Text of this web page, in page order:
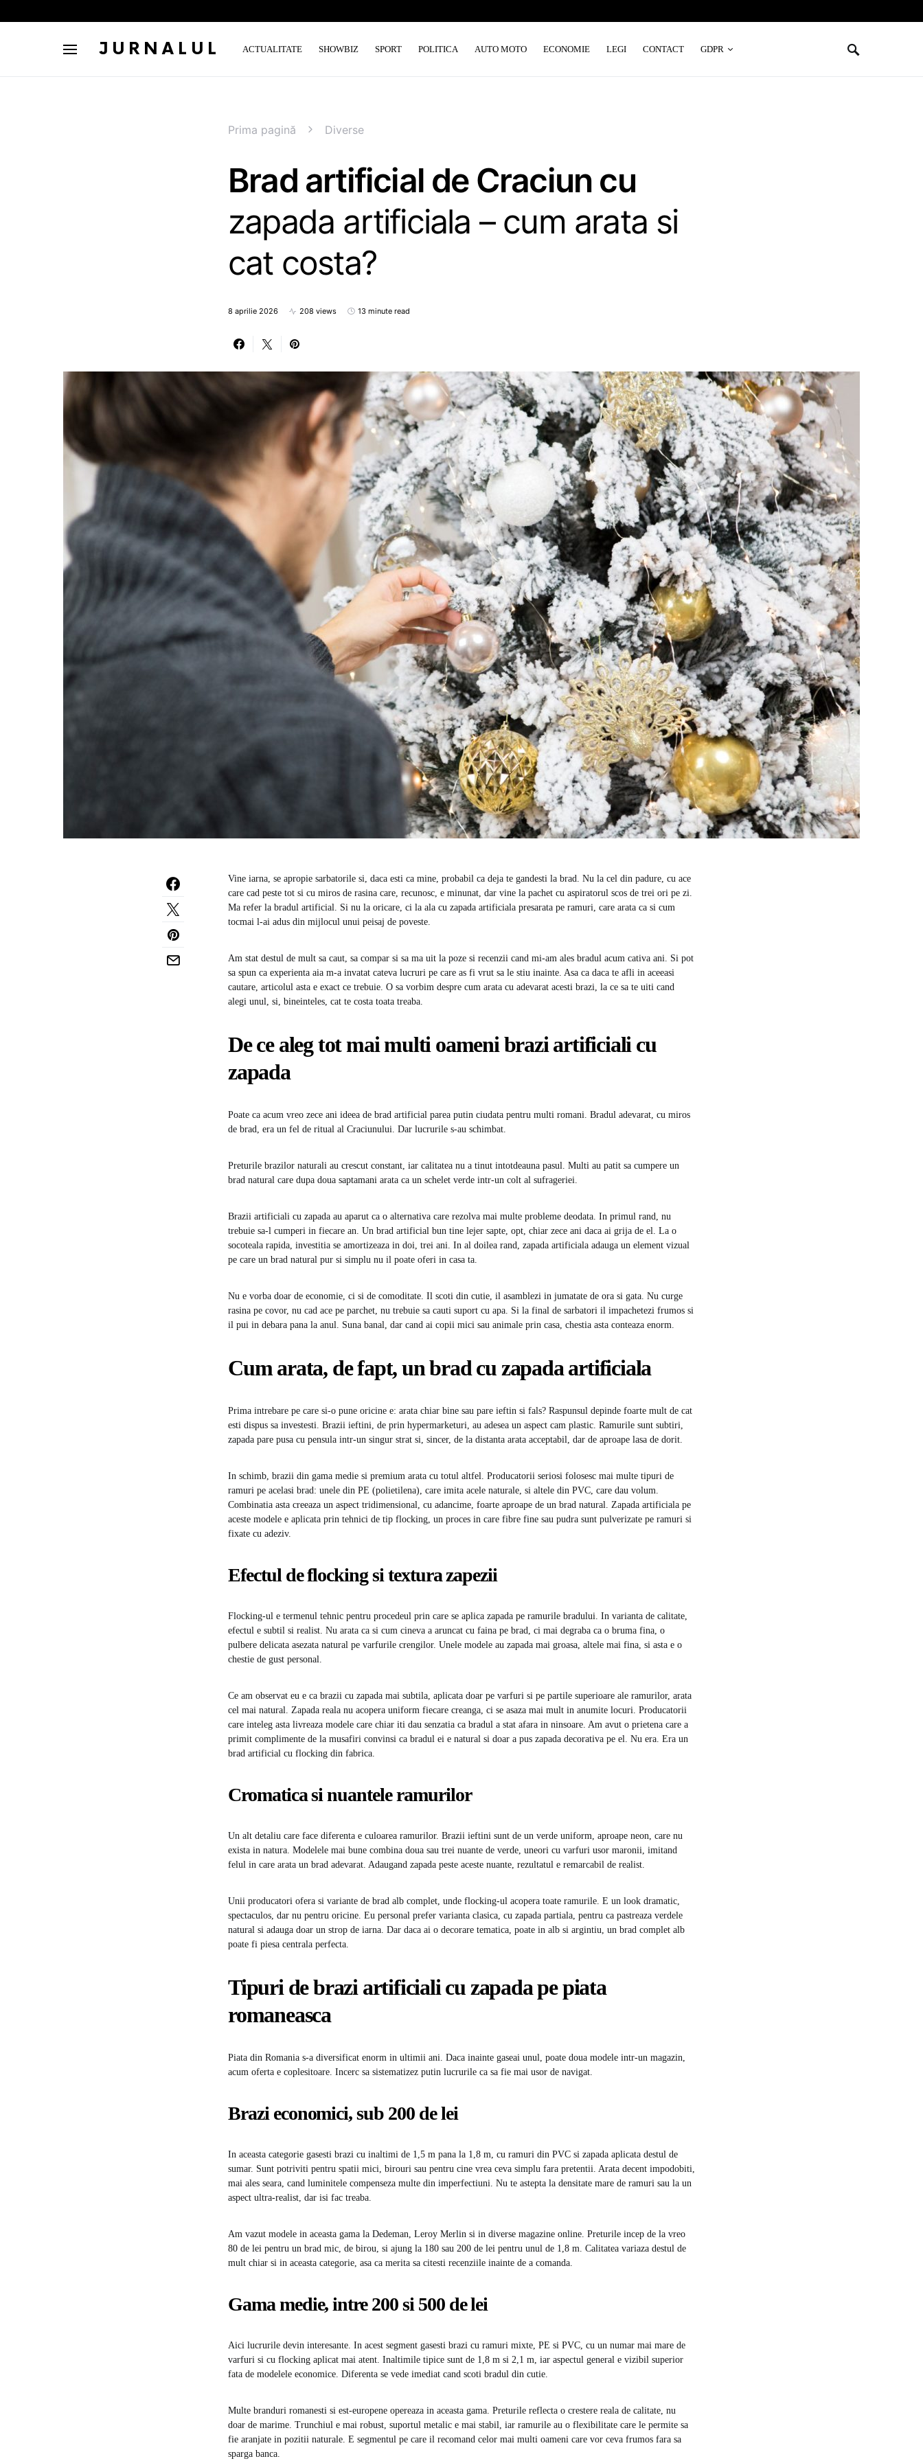
JURNALUL ACTUALITATE SHOWBIZ SPORT POLITICA AUTO MOTO ECONOMIE LEGI CONTACT GDPR
Prima pagină Diverse
Brad artificial de Craciun cu
zapada artificiala – cum arata si
cat costa?
8 aprilie 2026 208 views 13 minute read
Vine iarna, se apropie sarbatorile si, daca esti ca mine, probabil ca deja te gandesti la brad. Nu la cel din padure, cu ace
care cad peste tot si cu miros de rasina care, recunosc, e minunat, dar vine la pachet cu aspiratorul scos de trei ori pe zi.
Ma refer la bradul artificial. Si nu la oricare, ci la ala cu zapada artificiala presarata pe ramuri, care arata ca si cum
tocmai l-ai adus din mijlocul unui peisaj de poveste.
Am stat destul de mult sa caut, sa compar si sa ma uit la poze si recenzii cand mi-am ales bradul acum cativa ani. Si pot
sa spun ca experienta aia m-a invatat cateva lucruri pe care as fi vrut sa le stiu inainte. Asa ca daca te afli in aceeasi
cautare, articolul asta e exact ce trebuie. O sa vorbim despre cum arata cu adevarat acesti brazi, la ce sa te uiti cand
alegi unul, si, bineinteles, cat te costa toata treaba.
De ce aleg tot mai multi oameni brazi artificiali cu
zapada
Poate ca acum vreo zece ani ideea de brad artificial parea putin ciudata pentru multi romani. Bradul adevarat, cu miros
de brad, era un fel de ritual al Craciunului. Dar lucrurile s-au schimbat.
Preturile brazilor naturali au crescut constant, iar calitatea nu a tinut intotdeauna pasul. Multi au patit sa cumpere un
brad natural care dupa doua saptamani arata ca un schelet verde intr-un colt al sufrageriei.
Brazii artificiali cu zapada au aparut ca o alternativa care rezolva mai multe probleme deodata. In primul rand, nu
trebuie sa-l cumperi in fiecare an. Un brad artificial bun tine lejer sapte, opt, chiar zece ani daca ai grija de el. La o
socoteala rapida, investitia se amortizeaza in doi, trei ani. In al doilea rand, zapada artificiala adauga un element vizual
pe care un brad natural pur si simplu nu il poate oferi in casa ta.
Nu e vorba doar de economie, ci si de comoditate. Il scoti din cutie, il asamblezi in jumatate de ora si gata. Nu curge
rasina pe covor, nu cad ace pe parchet, nu trebuie sa cauti suport cu apa. Si la final de sarbatori il impachetezi frumos si
il pui in debara pana la anul. Suna banal, dar cand ai copii mici sau animale prin casa, chestia asta conteaza enorm.
Cum arata, de fapt, un brad cu zapada artificiala
Prima intrebare pe care si-o pune oricine e: arata chiar bine sau pare ieftin si fals? Raspunsul depinde foarte mult de cat
esti dispus sa investesti. Brazii ieftini, de prin hypermarketuri, au adesea un aspect cam plastic. Ramurile sunt subtiri,
zapada pare pusa cu pensula intr-un singur strat si, sincer, de la distanta arata acceptabil, dar de aproape lasa de dorit.
In schimb, brazii din gama medie si premium arata cu totul altfel. Producatorii seriosi folosesc mai multe tipuri de
ramuri pe acelasi brad: unele din PE (polietilena), care imita acele naturale, si altele din PVC, care dau volum.
Combinatia asta creeaza un aspect tridimensional, cu adancime, foarte aproape de un brad natural. Zapada artificiala pe
aceste modele e aplicata prin tehnici de tip flocking, un proces in care fibre fine sau pudra sunt pulverizate pe ramuri si
fixate cu adeziv.
Efectul de flocking si textura zapezii
Flocking-ul e termenul tehnic pentru procedeul prin care se aplica zapada pe ramurile bradului. In varianta de calitate,
efectul e subtil si realist. Nu arata ca si cum cineva a aruncat cu faina pe brad, ci mai degraba ca o bruma fina, o
pulbere delicata asezata natural pe varfurile crengilor. Unele modele au zapada mai groasa, altele mai fina, si asta e o
chestie de gust personal.
Ce am observat eu e ca brazii cu zapada mai subtila, aplicata doar pe varfuri si pe partile superioare ale ramurilor, arata
cel mai natural. Zapada reala nu acopera uniform fiecare creanga, ci se asaza mai mult in anumite locuri. Producatorii
care inteleg asta livreaza modele care chiar iti dau senzatia ca bradul a stat afara in ninsoare. Am avut o prietena care a
primit complimente de la musafiri convinsi ca bradul ei e natural si doar a pus zapada decorativa pe el. Nu era. Era un
brad artificial cu flocking din fabrica.
Cromatica si nuantele ramurilor
Un alt detaliu care face diferenta e culoarea ramurilor. Brazii ieftini sunt de un verde uniform, aproape neon, care nu
exista in natura. Modelele mai bune combina doua sau trei nuante de verde, uneori cu varfuri usor maronii, imitand
felul in care arata un brad adevarat. Adaugand zapada peste aceste nuante, rezultatul e remarcabil de realist.
Unii producatori ofera si variante de brad alb complet, unde flocking-ul acopera toate ramurile. E un look dramatic,
spectaculos, dar nu pentru oricine. Eu personal prefer varianta clasica, cu zapada partiala, pentru ca pastreaza verdele
natural si adauga doar un strop de iarna. Dar daca ai o decorare tematica, poate in alb si argintiu, un brad complet alb
poate fi piesa centrala perfecta.
Tipuri de brazi artificiali cu zapada pe piata
romaneasca
Piata din Romania s-a diversificat enorm in ultimii ani. Daca inainte gaseai unul, poate doua modele intr-un magazin,
acum oferta e coplesitoare. Incerc sa sistematizez putin lucrurile ca sa fie mai usor de navigat.
Brazi economici, sub 200 de lei
In aceasta categorie gasesti brazi cu inaltimi de 1,5 m pana la 1,8 m, cu ramuri din PVC si zapada aplicata destul de
sumar. Sunt potriviti pentru spatii mici, birouri sau pentru cine vrea ceva simplu fara pretentii. Arata decent impodobiti,
mai ales seara, cand luminitele compenseza multe din imperfectiuni. Nu te astepta la densitate mare de ramuri sau la un
aspect ultra-realist, dar isi fac treaba.
Am vazut modele in aceasta gama la Dedeman, Leroy Merlin si in diverse magazine online. Preturile incep de la vreo
80 de lei pentru un brad mic, de birou, si ajung la 180 sau 200 de lei pentru unul de 1,8 m. Calitatea variaza destul de
mult chiar si in aceasta categorie, asa ca merita sa citesti recenziile inainte de a comanda.
Gama medie, intre 200 si 500 de lei
Aici lucrurile devin interesante. In acest segment gasesti brazi cu ramuri mixte, PE si PVC, cu un numar mai mare de
varfuri si cu flocking aplicat mai atent. Inaltimile tipice sunt de 1,8 m si 2,1 m, iar aspectul general e vizibil superior
fata de modelele economice. Diferenta se vede imediat cand scoti bradul din cutie.
Multe branduri romanesti si est-europene opereaza in aceasta gama. Preturile reflecta o crestere reala de calitate, nu
doar de marime. Trunchiul e mai robust, suportul metalic e mai stabil, iar ramurile au o flexibilitate care le permite sa
fie aranjate in pozitii naturale. E segmentul pe care il recomand celor mai multi oameni care vor ceva frumos fara sa
sparga banca.